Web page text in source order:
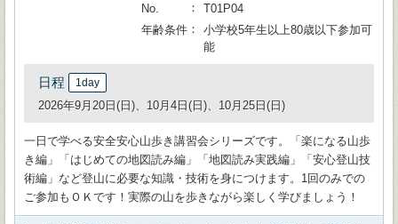
No.
T01P04
年齢条件
小学校5年生以上80歳以下参加可
能
日程 1day
2026年9月20日(日)、10月4日(日)、10月25日(日)
一日で学べる安全安心山歩き講習会シリーズです。「楽になる山歩
き編」「はじめての地図読み編」「地図読み実践編」「安心登山技
術編」など登山に必要な知識・技術を身につけます。1回のみでの
ご参加もＯＫです！実際の山を歩きながら楽しく学びましょう！